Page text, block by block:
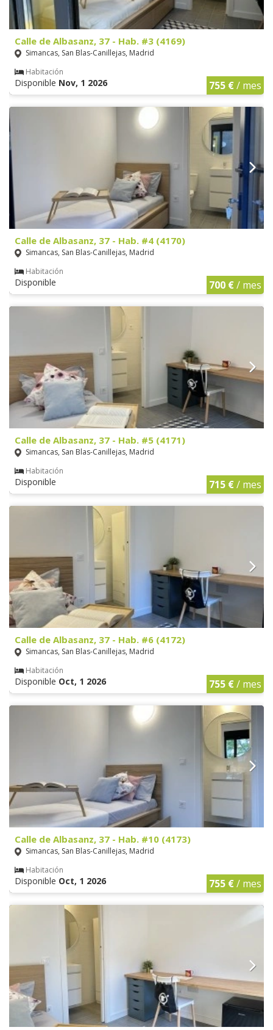
Calle de Albasanz, 37 - Hab. #3 (4169)
Simancas, San Blas-Canillejas, Madrid
Habitación
Disponible Nov, 1 2026 755 €/ mes
Calle de Albasanz, 37 - Hab. #4 (4170)
Simancas, San Blas-Canillejas, Madrid
Habitación
Disponible 700 €/ mes
Calle de Albasanz, 37 - Hab. #5 (4171)
Simancas, San Blas-Canillejas, Madrid
Habitación
Disponible 715 €/ mes
Calle de Albasanz, 37 - Hab. #6 (4172)
Simancas, San Blas-Canillejas, Madrid
Habitación
Disponible Oct, 1 2026 755 €/ mes
Calle de Albasanz, 37 - Hab. #10 (4173)
Simancas, San Blas-Canillejas, Madrid
Habitación
Disponible Oct, 1 2026 755 €/ mes